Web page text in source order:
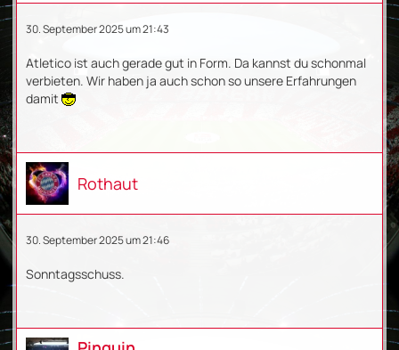
30. September 2025 um 21:43
Atletico ist auch gerade gut in Form. Da kannst du schonmal
verbieten. Wir haben ja auch schon so unsere Erfahrungen
damit
Rothaut
30. September 2025 um 21:46
Sonntagsschuss.